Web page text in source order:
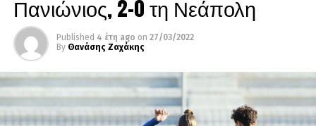
Πανιώνιος, 2-0 τη Νεάπολη
Published 4 έτη ago on 27/03/2022
By Θανάσης Ζαχάκης